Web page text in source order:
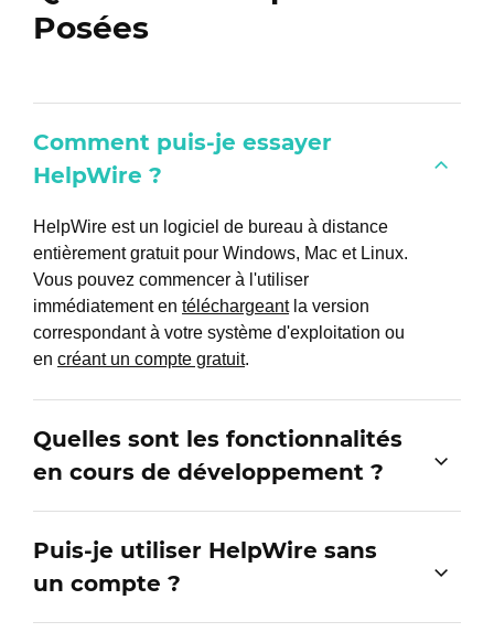
Posées
Comment puis-je essayer
HelpWire ?
HelpWire est un logiciel de bureau à distance
entièrement gratuit pour Windows, Mac et Linux.
Vous pouvez commencer à l'utiliser
immédiatement en téléchargeantla version
correspondant à votre système d'exploitation ou
en créant un compte gratuit.
Quelles sont les fonctionnalités
en cours de développement ?
Puis-je utiliser HelpWire sans
un compte ?